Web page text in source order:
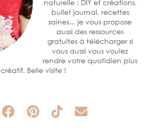
naturelle : DIY et créations,
bullet journal, recettes
saines... je vous propose
aussi des ressources
gratuites à télécharger si
vous aussi vous voulez
rendre votre quotidien plus
créatif. Belle visite !